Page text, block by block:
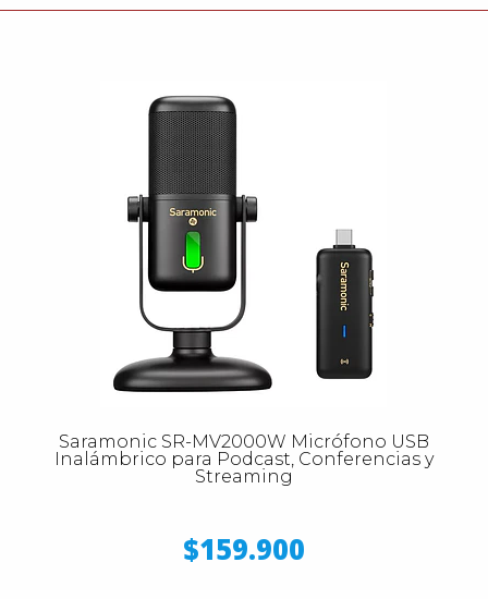
Saramonic SR-MV2000W Micrófono USB
Inalámbrico para Podcast, Conferencias y
Streaming
$159.900